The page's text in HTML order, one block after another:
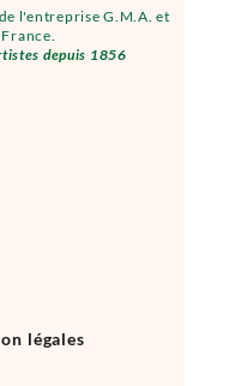
l'entreprise G.M.A. et
depuis 1856
légales